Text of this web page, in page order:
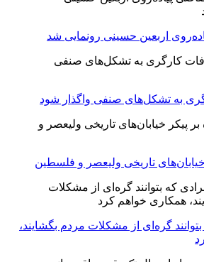
اربعین حسینی رونمایی شد
به تشکل‌های صنفی واگذار شود
خیابان‌های تاریخی ولیعصر و فلسطین
بتوانند گره‌ای از مشکلات مردم بگشایند،